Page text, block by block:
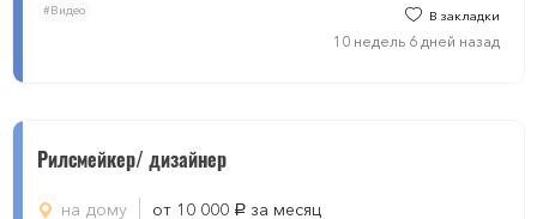
#Видео В закладки
10 недель 6 дней назад
Рилсмейкер/ дизайнер
на дому от 10 000 руб. за месяц